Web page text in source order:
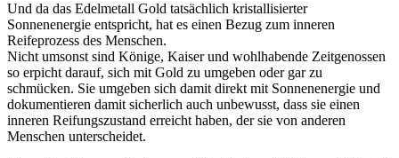
Und da das Edelmetall Gold tatsächlich kristallisierter
Sonnenenergie entspricht, hat es einen Bezug zum inneren
Reifeprozess des Menschen.
Nicht umsonst sind Könige, Kaiser und wohlhabende Zeitgenossen
so erpicht darauf, sich mit Gold zu umgeben oder gar zu
schmücken. Sie umgeben sich damit direkt mit Sonnenenergie und
dokumentieren damit sicherlich auch unbewusst, dass sie einen
inneren Reifungszustand erreicht haben, der sie von anderen
Menschen unterscheidet.